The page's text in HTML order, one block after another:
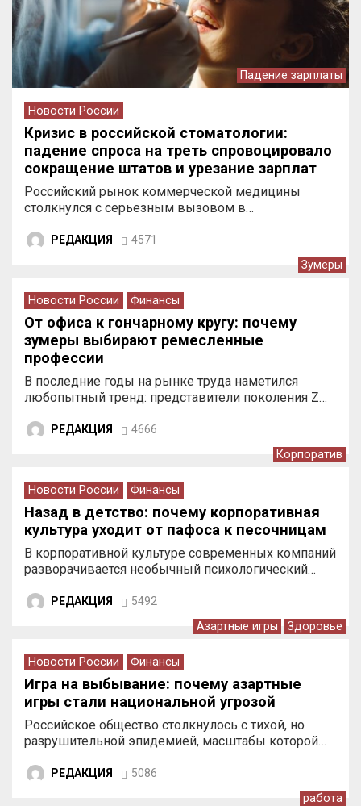
Падение зарплаты
Новости России
Кризис в российской стоматологии:
падение спроса на треть спровоцировало
сокращение штатов и урезание зарплат
врачей
Российский рынок коммерческой медицины
столкнулся с серьезным вызовом в…
РЕДАКЦИЯ 4571
Зумеры
Новости России Финансы
От офиса к гончарному кругу: почему
зумеры выбирают ремесленные
профессии
В последние годы на рынке труда наметился
любопытный тренд: представители поколения Z…
РЕДАКЦИЯ 4666
Корпоратив
Новости России Финансы
Назад в детство: почему корпоративная
культура уходит от пафоса к песочницам
В корпоративной культуре современных компаний
разворачивается необычный психологический…
РЕДАКЦИЯ 5492
Азартные игры Здоровье
Новости России Финансы
Игра на выбывание: почему азартные
игры стали национальной угрозой
Российское общество столкнулось с тихой, но
разрушительной эпидемией, масштабы которой…
РЕДАКЦИЯ 5086
работа